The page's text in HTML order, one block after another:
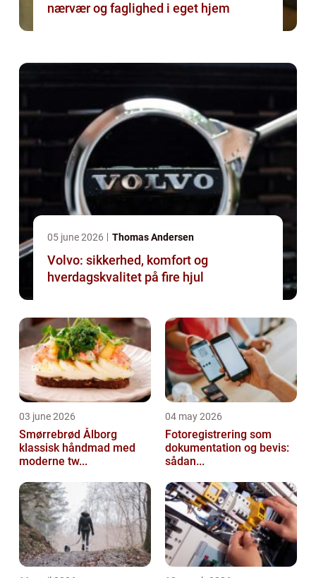
nærvær og faglighed i eget hjem
05 june 2026 Thomas Andersen
Volvo: sikkerhed, komfort og
hverdagskvalitet på fire hjul
03 june 2026
Smørrebrød Ålborg
klassisk håndmad med
moderne tw...
04 may 2026
Fotoregistrering som
dokumentation og bevis:
sådan...